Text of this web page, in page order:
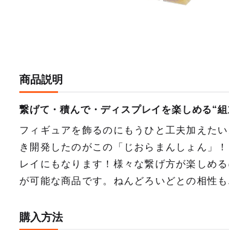
商品説明
繋げて・積んで・ディスプレイを楽しめる“
フィギュアを飾るのにもうひと工夫加えた
き開発したのがこの「じおらまんしょん」
レイにもなります！様々な繋げ方が楽しめ
が可能な商品です。ねんどろいどとの相性も
購入方法